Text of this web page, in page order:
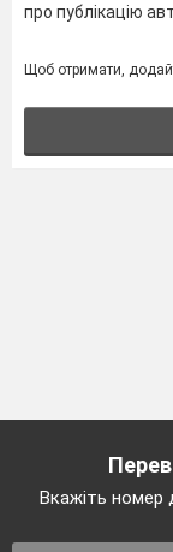
про публікацію
Щоб отримати,
Вкажіть номер